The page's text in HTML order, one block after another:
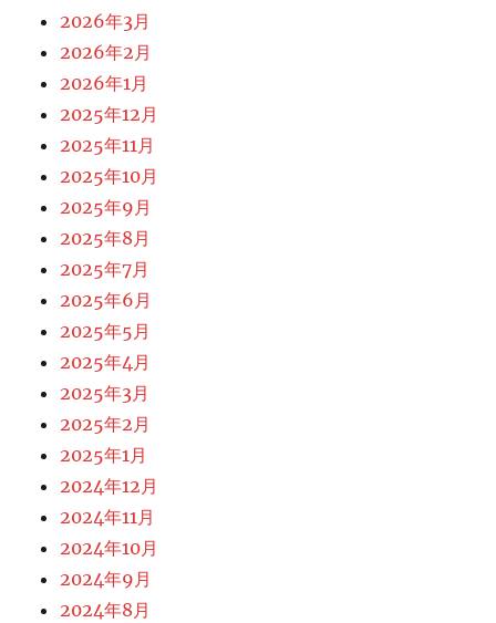
2026年3月
2026年2月
2026年1月
2025年12月
2025年11月
2025年10月
2025年9月
2025年8月
2025年7月
2025年6月
2025年5月
2025年4月
2025年3月
2025年2月
2025年1月
2024年12月
2024年11月
2024年10月
2024年9月
2024年8月